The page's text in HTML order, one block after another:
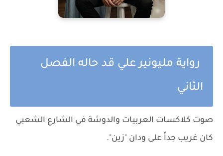
رواية مليونير علي قد حاله الفصل
الثاني
صوت كلاكسات العربيات والدوشة في الشارع الشعبي
كان غريب جداً على ودان "زين".